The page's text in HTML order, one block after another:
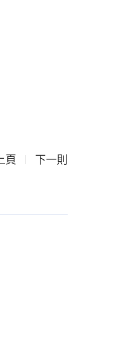
頁 下一則